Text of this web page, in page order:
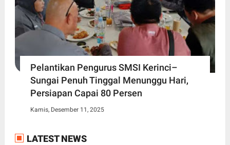
Pelantikan Pengurus SMSI Kerinci–
Sungai Penuh Tinggal Menunggu Hari,
Persiapan Capai 80 Persen
Kamis, Desember 11, 2025
LATEST NEWS